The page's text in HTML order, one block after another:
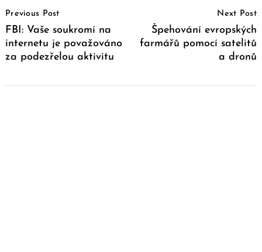
Navigation
Previous Post
FBI: Vaše soukromí na
internetu je považováno
za podezřelou aktivitu
Next Post
Špehování evropských
farmářů pomocí satelitů
a dronů